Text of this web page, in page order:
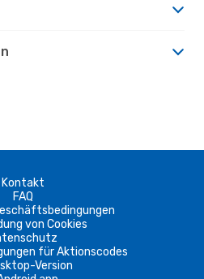
Kontakt
FAQ
von Cookies
für Aktionscodes
Version